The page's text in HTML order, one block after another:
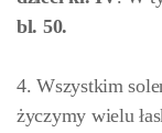
bl. 50.
4. Wszystkim
życzymy wielu